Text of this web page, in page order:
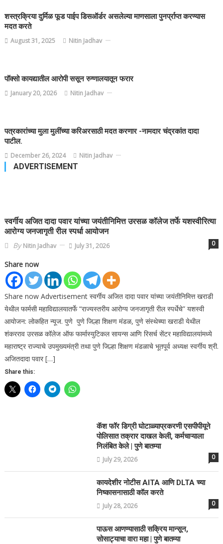
शस्त्रक्रिया दुर्मिळ फूड पाईप डिसऑर्डर असलेल्या माणसाला पुनर्प्राप्त करण्यास
मदत करते
August 31, 2025 Nitin Jadhav
पॉक्सो कायद्यातील आरोपी ससून रुग्णालयातून फरार
January 20, 2026 Nitin Jadhav
पत्रकारांच्या मुला मुलींच्या करिअरसाठी मदत करणार -नामदार चंद्रकांत दादा
पाटील.
December 26, 2024 Nitin Jadhav
ADVERTISEMENT
स्वर्गीय अजित दादा पवार यांच्या जयंतीनिमित्त उरसळ कॉलेज तर्फे यशस्वीरित्या
आरोग्य जनजागृती रील स्पर्धा आयोजन
ByNitin Jadhav July 31, 2026 0
Share now
Share now Advertisement स्वर्गीय अजित दादा पवार यांच्या जयंतीनिमित्त खराडी
येथील फार्मसी महाविद्यालयातर्फे “राज्यस्तरीय आरोग्य जनजागृती रील स्पर्धेचे” यशस्वी
आयोजन: लोकहित न्यूज. पुणे पुणे जिल्हा शिक्षण मंडळ, पुणे संस्थेच्या खराडी येथील
शंकरराव उरसळ कॉलेज ऑफ फार्मास्युटिकल सायन्स आणि रिसर्च सेंटर महाविद्यालयांमध्ये
महाराष्ट्र राज्याचे उपमुख्यमंत्री तथा पुणे जिल्हा शिक्षण मंडळाचे भूतपूर्व अध्यक्ष स्वर्गीय श्री.
अजितदादा पवार […]
Share this:
कॅश फॉर डिग्री घोटाळ्याप्रकरणी एसपीपीयूने
पोलिसात तक्रार दाखल केली, कर्मचाऱ्याला
निलंबित केले | पुणे बातम्या
July 29, 2026 0
कायदेशीर नोटीस AITA आणि DLTA च्या
निष्कासनासाठी कॉल करते
July 28, 2026 0
पाऊस आणण्यासाठी सक्रिय मान्सून,
सोसाट्याचा वारा महा | पुणे बातम्या